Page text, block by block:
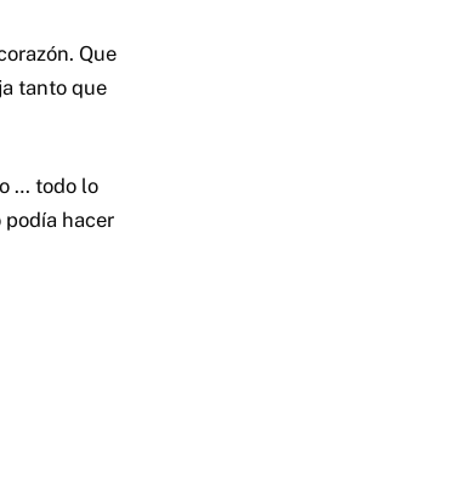
Que
tanto que
… todo lo
podía hacer